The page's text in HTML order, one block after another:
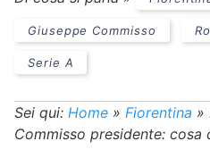
Giuseppe Commisso
Serie A
Sei qui: Home » Fiorentina »
Commisso presidente: